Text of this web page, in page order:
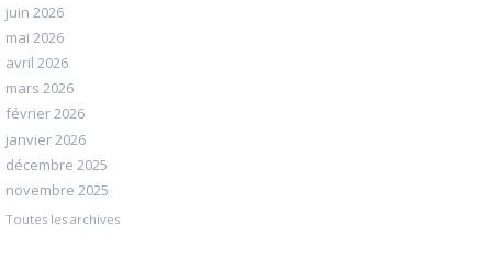
juin 2026
mai 2026
avril 2026
mars 2026
février 2026
janvier 2026
décembre 2025
novembre 2025
Toutes les archives